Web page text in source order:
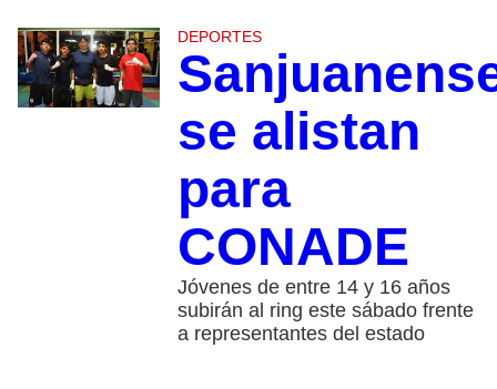
DEPORTES
se alistan
para
CONADE
Jóvenes de entre 14 y 16 años
subirán al ring este sábado frente
a representantes del estado